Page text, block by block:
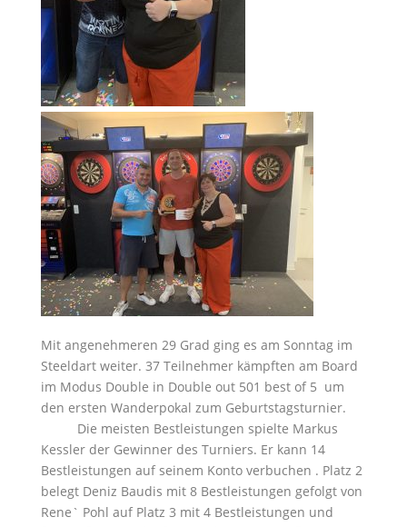
Mit angenehmeren 29 Grad ging es am Sonntag im
Steeldart weiter. 37 Teilnehmer kämpften am Board
im Modus Double in Double out 501 best of 5 um
den ersten Wanderpokal zum Geburtstagsturnier.
Die meisten Bestleistungen spielte Markus
Kessler der Gewinner des Turniers. Er kann 14
Bestleistungen auf seinem Konto verbuchen . Platz 2
belegt Deniz Baudis mit 8 Bestleistungen gefolgt von
Rene` Pohl auf Platz 3 mit 4 Bestleistungen und